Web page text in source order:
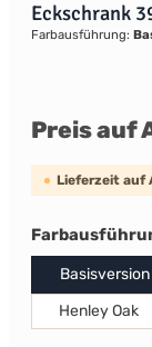
Eckschrank
Farbausführung:
Preis auf
Lieferzeit auf
Basisversion
Henley Oak